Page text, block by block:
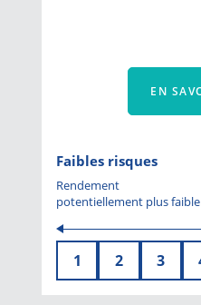
EN
Faibles risques
Rendement
potentiellement plus faible
1 2 3